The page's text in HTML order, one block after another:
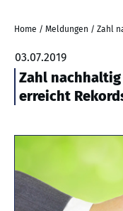
Home / Meldungen /
03.07.2019
Zahl
erreicht